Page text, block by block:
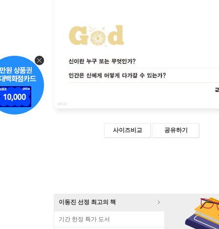
사이즈비교 공유하기
이동진 선정 최고의 책
기간 한정 특가 도서